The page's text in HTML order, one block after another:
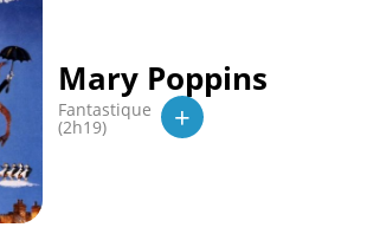
Mary Poppins
Fantastique
(2h19) +